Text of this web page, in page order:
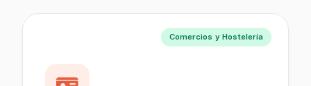
Comercios y Hostelería